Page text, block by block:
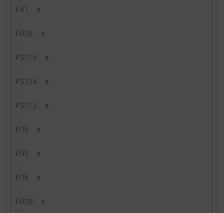
P41 0
PP26 0
PS119 0
PS124 0
PS112 0
P29 0
P92 0
P28 0
PP28 0